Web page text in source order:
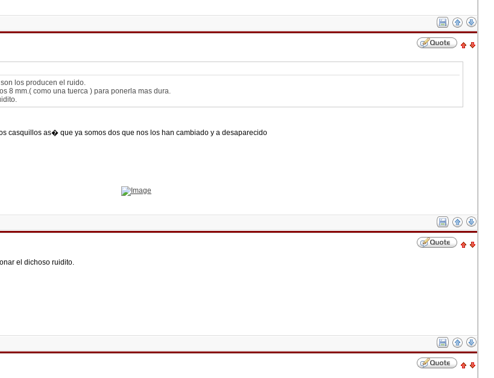
los producen el ruido.
8 mm.( como una tuerca ) para ponerla mas dura.
casquillos as� que ya somos dos que nos los han cambiado y a desaparecido
el dichoso ruidito.